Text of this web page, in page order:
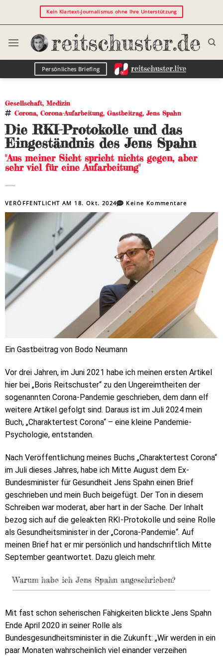
Kein Klartext-Journalismus ohne Ihre Unterstützung
Persönliches Briefing
Gesellschaft, Medizin
Corona, Corona-Aufarbeitung, Gastbeitrag, Jens Spahn
Die RKI-Protokolle und das
Eingeständnis des Jens Spahn
"Aus meiner Sicht spricht nichts gegen, aber
sehr viel für eine Aufarbeitung"
VERÖFFENTLICHT AM 18. Okt. 2024 Keine Kommentare
Ein Gastbeitrag von Bodo Neumann
Vor drei Jahren, im Juni 2021 habe ich meinen ersten Artikel
hier bei „Boris Reitschuster“ zu den Ungereimtheiten der
sogenannten Corona-Pandemie geschrieben, dem dann elf
weitere Artikel gefolgt sind. Daraus ist im Juli 2024 mein
Buch, „Charaktertest Corona“ – eine kleine Pandemie-
Psychologie, entstanden.
Nach Veröffentlichung meines Buchs „Charaktertest Corona“
im Juli dieses Jahres, habe ich Mitte August dem Ex-
Bundesminister für Gesundheit Jens Spahn einen Brief
geschrieben und mein Buch beigefügt. Der Ton in diesem
Schreiben war moderat, aber hart in der Sache. Der Inhalt
bezog sich auf die geleakten RKI-Protokolle und seine Rolle
als Gesundheitsminister in der „Corona-Pandemie“. Auf
meinen Brief hat er mir persönlich und handschriftlich Mitte
September geantwortet. Dazu gleich mehr.
Warum habe ich Jens Spahn angeschrieben?
Mit fast schon seherischen Fähigkeiten blickte Jens Spahn
Ende April 2020 in seiner Rolle als
Bundesgesundheitsminister in die Zukunft: „Wir werden in ein
paar Monaten wahrscheinlich viel einander verzeihen